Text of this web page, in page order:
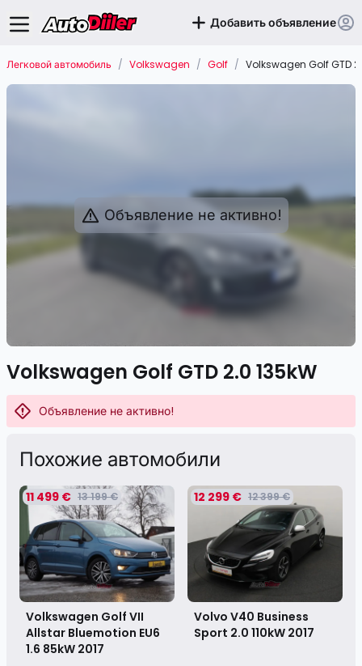
Добавить объявление
Легковой автомобиль / Volkswagen / Golf / Volkswagen Golf GTD
Объявление не активно!
Volkswagen Golf GTD 2.0 135kW
Объявление не активно!
Похожие автомобили
11 499 € 13 199 €
Volkswagen Golf VII
Allstar Bluemotion EU6
1.6 85kW 2017
12 299 € 12 399 €
Volvo V40 Business
Sport 2.0 110kW 2017